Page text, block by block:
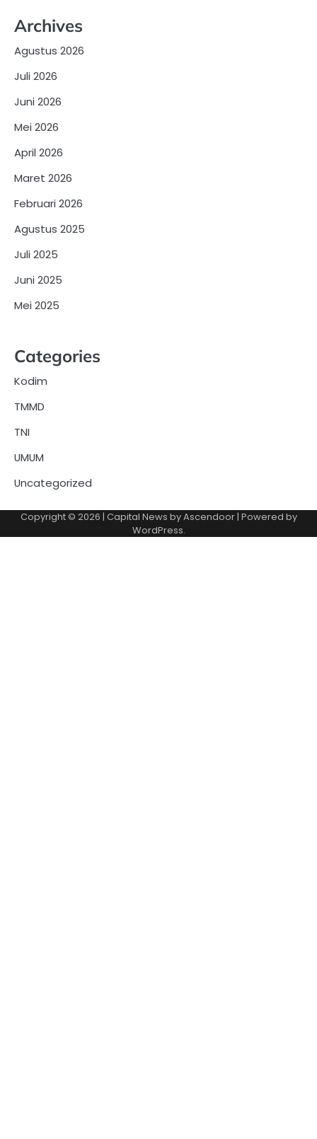
Archives
Agustus 2026
Juli 2026
Juni 2026
Mei 2026
April 2026
Maret 2026
Februari 2026
Agustus 2025
Juli 2025
Juni 2025
Mei 2025
Categories
Kodim
TMMD
TNI
UMUM
Uncategorized
Copyright © 2026 | Capital News byAscendoor| Powered by
WordPress.